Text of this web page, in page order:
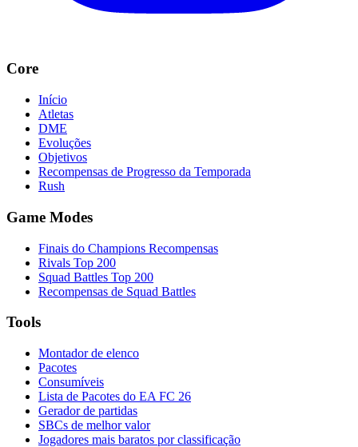
Core
Início
Atletas
DME
Evoluções
Objetivos
Recompensas de Progresso da Temporada
Rush
Game Modes
Finais do Champions Recompensas
Rivals Top 200
Squad Battles Top 200
Recompensas de Squad Battles
Tools
Montador de elenco
Pacotes
Consumíveis
Lista de Pacotes do EA FC 26
Gerador de partidas
SBCs de melhor valor
Jogadores mais baratos por classificação